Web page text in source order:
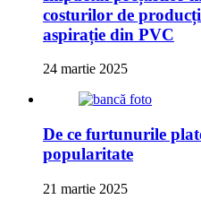
costurilor de
aspirație din PVC
24 martie 2025
De ce furtunurile
popularitate
21 martie 2025